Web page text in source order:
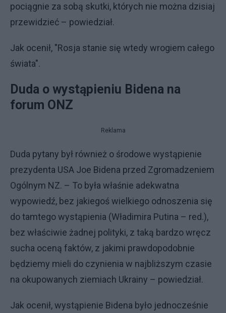
pociągnie za sobą skutki, których nie można dzisiaj
przewidzieć – powiedział.
Jak ocenił, "Rosja stanie się wtedy wrogiem całego
świata".
Duda o wystąpieniu Bidena na
forum ONZ
Reklama
Duda pytany był również o środowe wystąpienie
prezydenta USA Joe Bidena przed Zgromadzeniem
Ogólnym NZ. – To była właśnie adekwatna
wypowiedź, bez jakiegoś wielkiego odnoszenia się
do tamtego wystąpienia (Władimira Putina – red.),
bez właściwie żadnej polityki, z taką bardzo wręcz
sucha oceną faktów, z jakimi prawdopodobnie
będziemy mieli do czynienia w najbliższym czasie
na okupowanych ziemiach Ukrainy – powiedział.
Jak ocenił, wystąpienie Bidena było jednocześnie